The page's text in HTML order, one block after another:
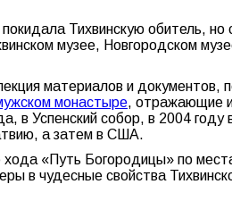
Тихвинскую обитель,
музее, Новгородском
материалов и документов,
монастыре, отражающие
Успенский собор, в 2004
а затем в США.
хода «Путь Богородицы» по
в чудесные свойства